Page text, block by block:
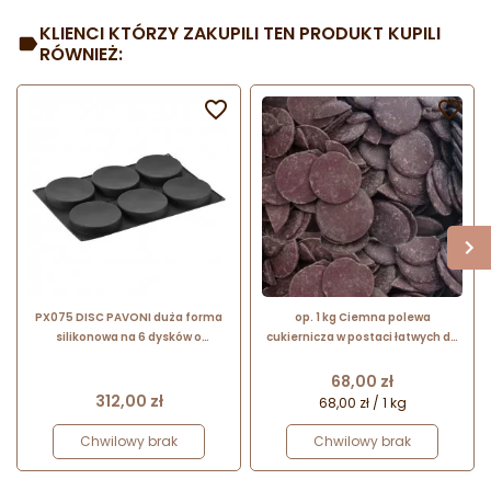
KLIENCI KTÓRZY ZAKUPILI TEN PRODUKT KUPILI
RÓWNIEŻ:
PX075 DISC PAVONI duża forma
silikonowa na 6 dysków o
Cena
312,00 zł
Chwilowy brak

op. 1 kg Ciemna polewa
cukiernicza w postaci łatwych do
Temp Dark - Bakels Bakery
Ingredients
Cena
68,00 zł
68,00 zł / 1 kg
Chwilowy brak
